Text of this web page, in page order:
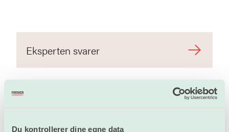
Du kontrollerer dine egne data
Eksperten svarer